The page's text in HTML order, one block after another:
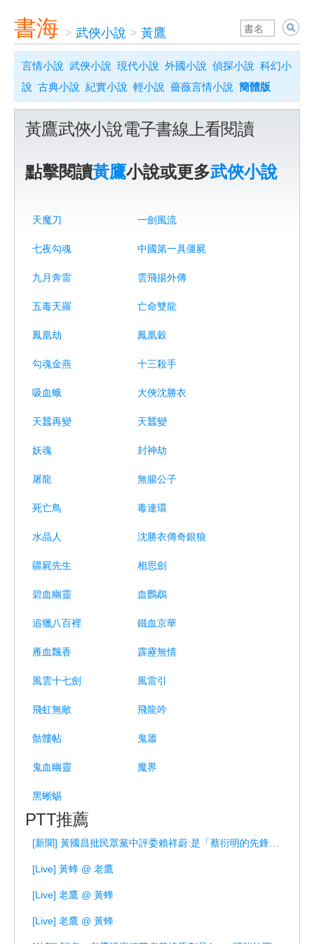
書海 > 武俠小說 > 黃鷹
言情小說 武俠小說 現代小說 外國小說 偵探小說 科幻小
說 古典小說 紀實小說 輕小說 薔薇言情小說 簡體版
黃鷹武俠小說電子書線上看閱讀
點擊閱讀黃鷹小說或更多武俠小說
天魔刀 一劍風流
七夜勾魂 中國第一具僵屍
九月奔雷 雲飛揚外傳
五毒天羅 亡命雙龍
鳳凰劫 鳳凰穀
勾魂金燕 十三殺手
吸血蛾 大俠沈勝衣
天蠶再變 天蠶變
妖魂 封神劫
屠龍 無腸公子
死亡鳥 毒連環
水晶人 沈勝衣傳奇銀狼
疆屍先生 相思劍
碧血幽靈 血鸚鵡
追獵八百裡 鐵血京華
雁血飄香 霹靂無情
風雲十七劍 風雷引
飛虹無敵 飛龍吟
骷髏帖 鬼簫
鬼血幽靈 魔界
黑蜥蜴
PTT推薦
[Live] 黃蜂 @ 老鷹
[Live] 老鷹 @ 黃蜂
[Live] 老鷹 @ 黃蜂